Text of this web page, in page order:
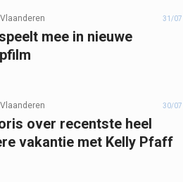
31/07
mee in nieuwe
30/07
over recentste heel
vakantie met Kelly Pfaff